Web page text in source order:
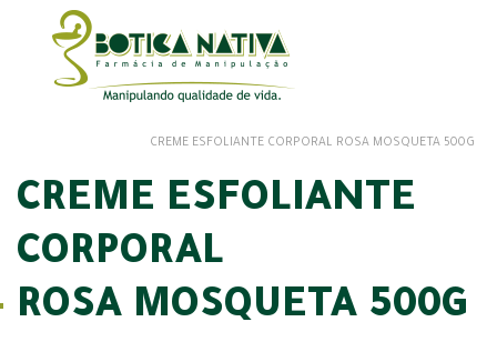
CREME ESFOLIANTE CORPORAL ROSA MOSQUETA 500G
CREME ESFOLIANTE
CORPORAL
ROSA MOSQUETA 500G